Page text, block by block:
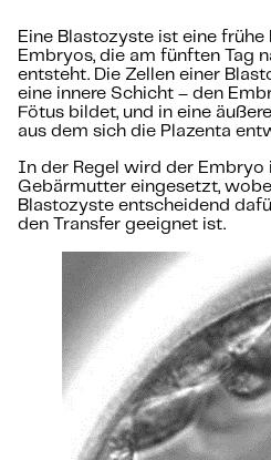
Eine Blastozyste ist eine
Embryos, die am fünften Tag
entsteht. Die Zellen einer
eine innere Schicht – den
Fötus bildet, und in eine
aus dem sich die Plazenta
In der Regel wird der Embryo
Gebärmutter eingesetzt,
Blastozyste entscheidend
den Transfer geeignet ist.